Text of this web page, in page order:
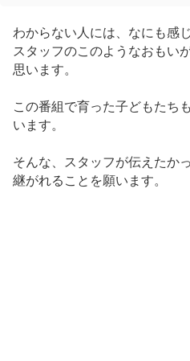
わからない人には、なにも感
スタッフのこのようなおもい
思います。
この番組で育った子どもたち
います。
そんな、スタッフが伝えたか
継がれることを願います。